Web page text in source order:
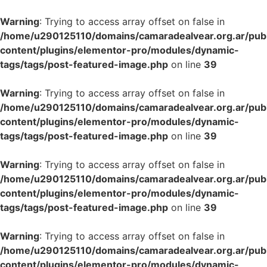
Warning: Trying to access array offset on false in
/home/u290125110/domains/camaradealvear.org.ar/
content/plugins/elementor-pro/modules/dynamic-
tags/tags/post-featured-image.php on line 39
Warning: Trying to access array offset on false in
/home/u290125110/domains/camaradealvear.org.ar/
content/plugins/elementor-pro/modules/dynamic-
tags/tags/post-featured-image.php on line 39
Warning: Trying to access array offset on false in
/home/u290125110/domains/camaradealvear.org.ar/
content/plugins/elementor-pro/modules/dynamic-
tags/tags/post-featured-image.php on line 39
Warning: Trying to access array offset on false in
/home/u290125110/domains/camaradealvear.org.ar/
content/plugins/elementor-pro/modules/dynamic-